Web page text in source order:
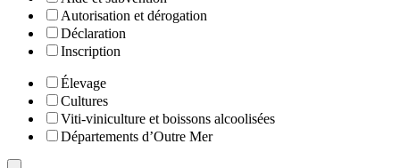
Autorisation et dérogation
Déclaration
Inscription
Élevage
Cultures
Viti-viniculture et boissons alcoolisées
Départements d’Outre Mer